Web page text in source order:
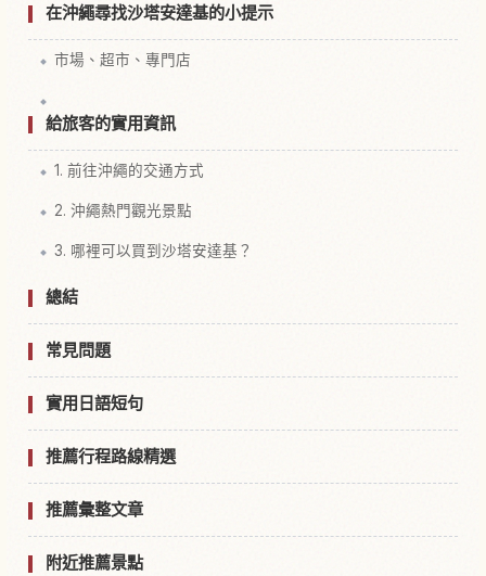
在沖繩尋找沙塔安達基的小提示
市場、超市、專門店
給旅客的實用資訊
1. 前往沖繩的交通方式
2. 沖繩熱門觀光景點
3. 哪裡可以買到沙塔安達基？
總結
常見問題
實用日語短句
推薦行程路線精選
推薦彙整文章
附近推薦景點